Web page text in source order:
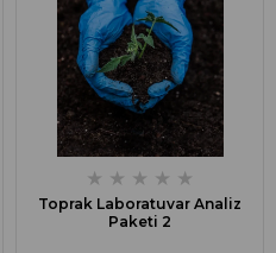
★ ★ ★ ★ ★
Toprak Laboratuvar Analiz
Paketi 2